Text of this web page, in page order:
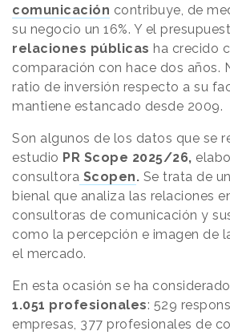
comunicación contribuye, de
su negocio un 16%. Y el
relaciones públicas ha crecido
comparación con hace dos años.
ratio de inversión respecto a su
mantiene estancado desde 2009.
Son algunos de los datos que se
estudio PR Scope 2025/26,
consultora Scopen. Se trata de
bienal que analiza las relaciones
consultoras de comunicación y
como la percepción e imagen de
el mercado.
En esta ocasión se ha
1.051 profesionales: 529
empresas, 377 profesionales de